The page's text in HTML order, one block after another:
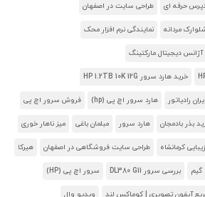
حرفه ای طراحی سایت در اصفهان
مردانه نمایندگی نرم افزار محک
آژانس دیجیتال مارکتینگ
خرید هارد سرور HP 1.2TB 10K 12G
رادیاتور هارد سرور اچ پی (hp) فروش سرور اچ پی
بذر بادمجان هارد سرور مبلمان باغی میز ناهار خوری
کرمانشاه طراحی سایت فروشگاهی در اصفهان هیرکا
گیم بررسی سرور DL380 G11 سرور اچ پی (HP)
آیفون تصویری | کوماکس لند ویدیو وال